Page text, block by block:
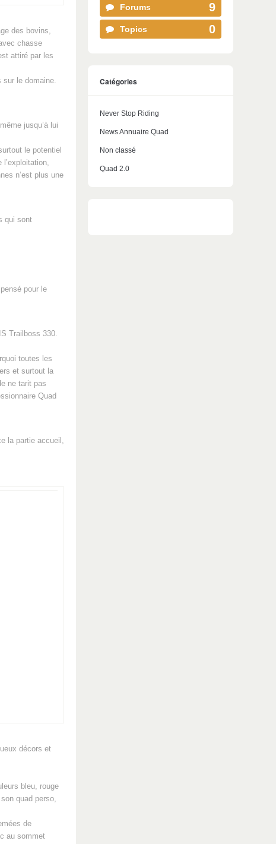
des bovins,
chasse
attiré par les
sur le domaine.
jusqu’à lui
le potentiel
n’est plus une
qui sont
pour le
Trailboss 330.
toutes les
et surtout la
ne tarit pas
Quad
la partie accueil,
décors et
bleu, rouge
quad perso,
de
au sommet
Forums 9
Topics 0
Catégories
Never Stop Riding
News Annuaire Quad
Non classé
Quad 2.0